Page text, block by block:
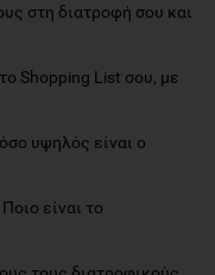
στη διατροφή σου και
Shopping List σου, με
υψηλός είναι ο
Ποιο είναι το